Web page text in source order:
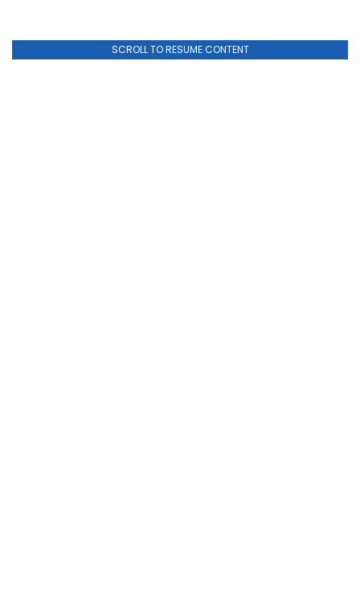
SCROLL TO RESUME CONTENT